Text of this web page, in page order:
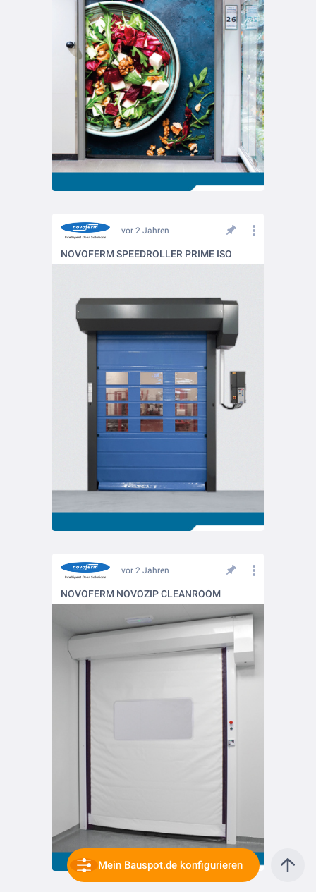
vor 2 Jahren
NOVOFERM SPEEDROLLER PRIME ISO
vor 2 Jahren
NOVOFERM NOVOZIP CLEANROOM
Mein Bauspot.de konfigurieren